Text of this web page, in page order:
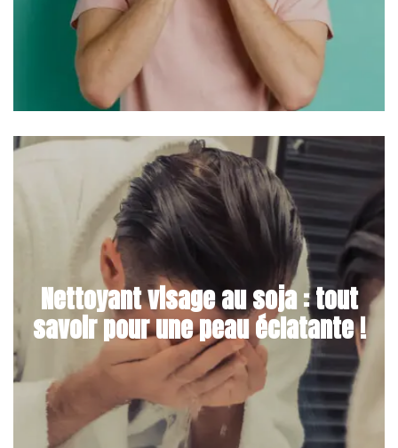
Nettoyant visage au soja : tout
savoir pour une peau éclatante !